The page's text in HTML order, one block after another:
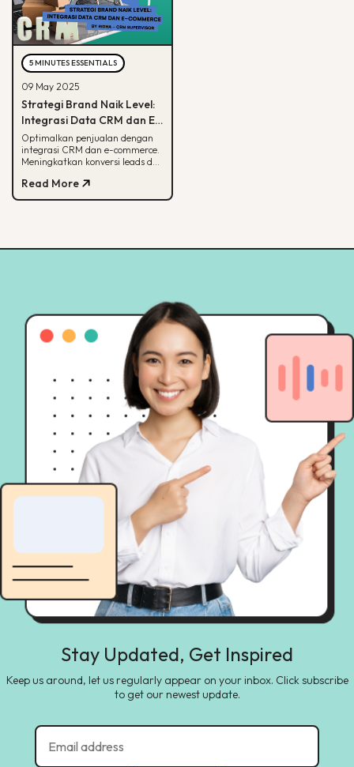
5 MINUTES ESSENTIALS
09 May 2025
Strategi Brand Naik Level:
Integrasi Data CRM dan E-
commerce
Optimalkan penjualan dengan
integrasi CRM dan e-commerce.
Meningkatkan konversi leads dan
terarah
Read More
Stay Updated, Get Inspired
Keep us around, let us regularly appear on your inbox. Click subscribe
to get our newest update.